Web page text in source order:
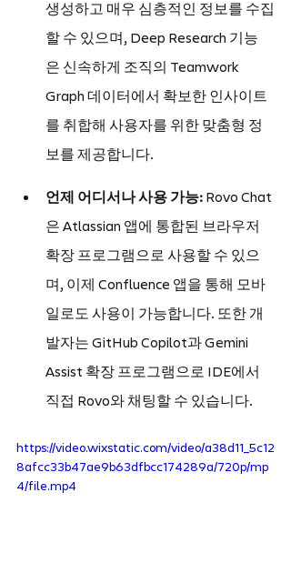
생성하고 매우 심층적인 정보를 수집
할 수 있으며, Deep Research 기능
은 신속하게 조직의 Teamwork
Graph 데이터에서 확보한 인사이트
를 취합해 사용자를 위한 맞춤형 정
보를 제공합니다.
언제 어디서나 사용 가능: Rovo Chat
은 Atlassian 앱에 통합된 브라우저
확장 프로그램으로 사용할 수 있으
며, 이제 Confluence 앱을 통해 모바
일로도 사용이 가능합니다. 또한 개
발자는 GitHub Copilot과 Gemini
Assist 확장 프로그램으로 IDE에서
직접 Rovo와 채팅할 수 있습니다.
https://video.wixstatic.com/video/a38d11_5c12
8afcc33b47ae9b63dfbcc174289a/720p/mp
4/file.mp4